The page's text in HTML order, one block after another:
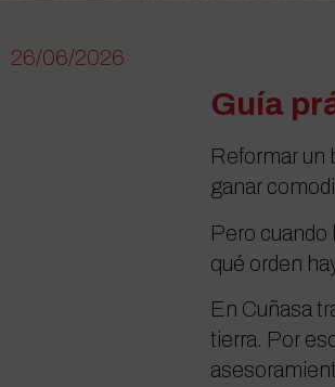
26/06/2026
Guía
Reformar un
ganar
Pero cuando
qué orden
En Cuñasa
tierra. Por